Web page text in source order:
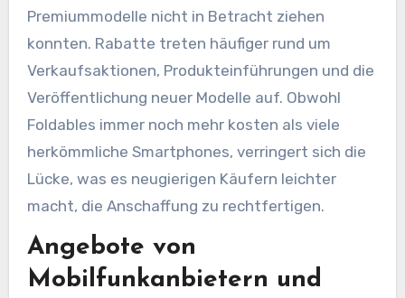
Premiummodelle nicht in Betracht ziehen
konnten. Rabatte treten häufiger rund um
Verkaufsaktionen, Produkteinführungen und die
Veröffentlichung neuer Modelle auf. Obwohl
Foldables immer noch mehr kosten als viele
herkömmliche Smartphones, verringert sich die
Lücke, was es neugierigen Käufern leichter
macht, die Anschaffung zu rechtfertigen.
Angebote von
Mobilfunkanbietern und